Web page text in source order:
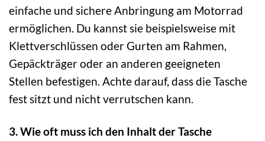
einfache und sichere Anbringung am Motorrad
ermöglichen. Du kannst sie beispielsweise mit
Klettverschlüssen oder Gurten am Rahmen,
Gepäckträger oder an anderen geeigneten
Stellen befestigen. Achte darauf, dass die Tasche
fest sitzt und nicht verrutschen kann.
3. Wie oft muss ich den Inhalt der Tasche